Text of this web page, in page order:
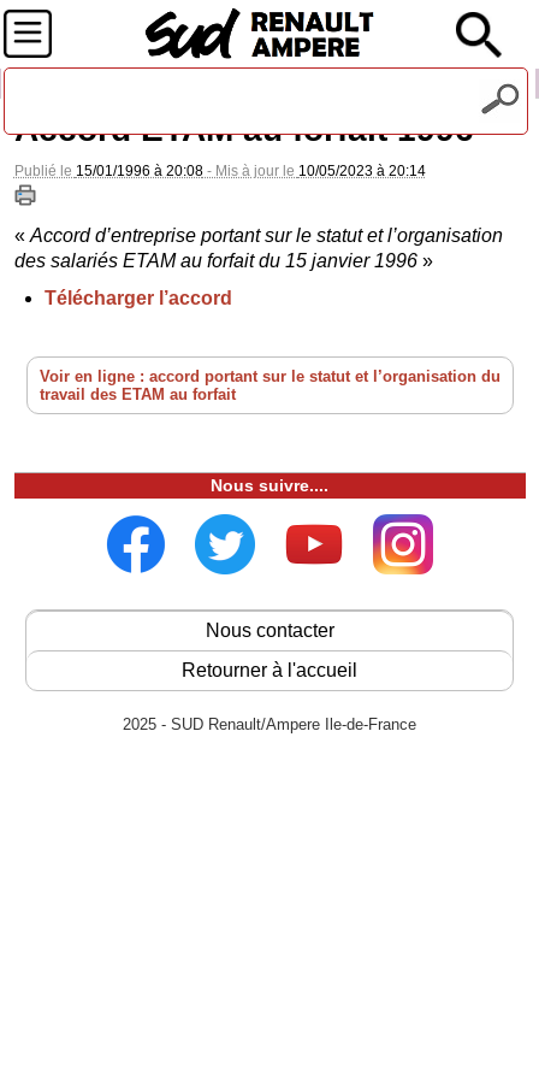
Accord ETAM au forfait 1996
Publié le 15/01/1996 à 20:08- Mis à jour le 10/05/2023 à 20:14
« Accord d’entreprise portant sur le statut et l’organisation
des salariés ETAM au forfait du 15 janvier 1996»
Télécharger l’accord
Voir en ligne : accord portant sur le statut et l’organisation du
travail des ETAM au forfait
Nous suivre....
Nous contacter
Retourner à l'accueil
2025 - SUD Renault/Ampere Ile-de-France